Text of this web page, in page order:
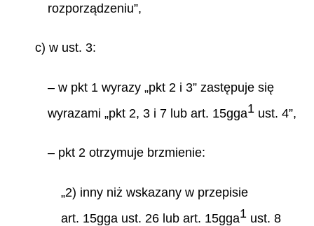
rozporządzeniu”,
c) w ust. 3:
– w pkt 1 wyrazy „pkt 2 i 3” zastępuje się
wyrazami „pkt 2, 3 i 7 lub art. 15gga1 ust. 4”,
– pkt 2 otrzymuje brzmienie:
„2) inny niż wskazany w przepisie
art. 15gga ust. 26 lub art. 15gga1 ust. 8